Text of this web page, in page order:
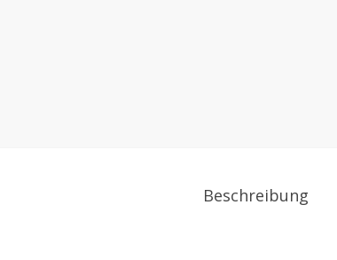
Beschreibung